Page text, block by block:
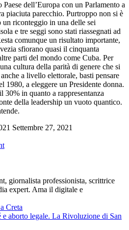
dell’Europa con un Parlamento a
piaciuta parecchio. Purtroppo non si è
un riconteggio in una delle sei
e tre seggi sono stati riassegnati ad
comunque un risultato importante,
sfiorano quasi il cinquanta
parti del mondo come Cuba. Per
cultura della parità di genere che si
a livello elettorale, basti pensare
1980, a eleggere un Presidente donna.
30% in quanto a rappresentanza
della leadership un vuoto quantico.
Settembre 27, 2021
giornalista professionista, scrittrice
expert. Ama il digitale e
Creta
e aborto legale. La Rivoluzione di San